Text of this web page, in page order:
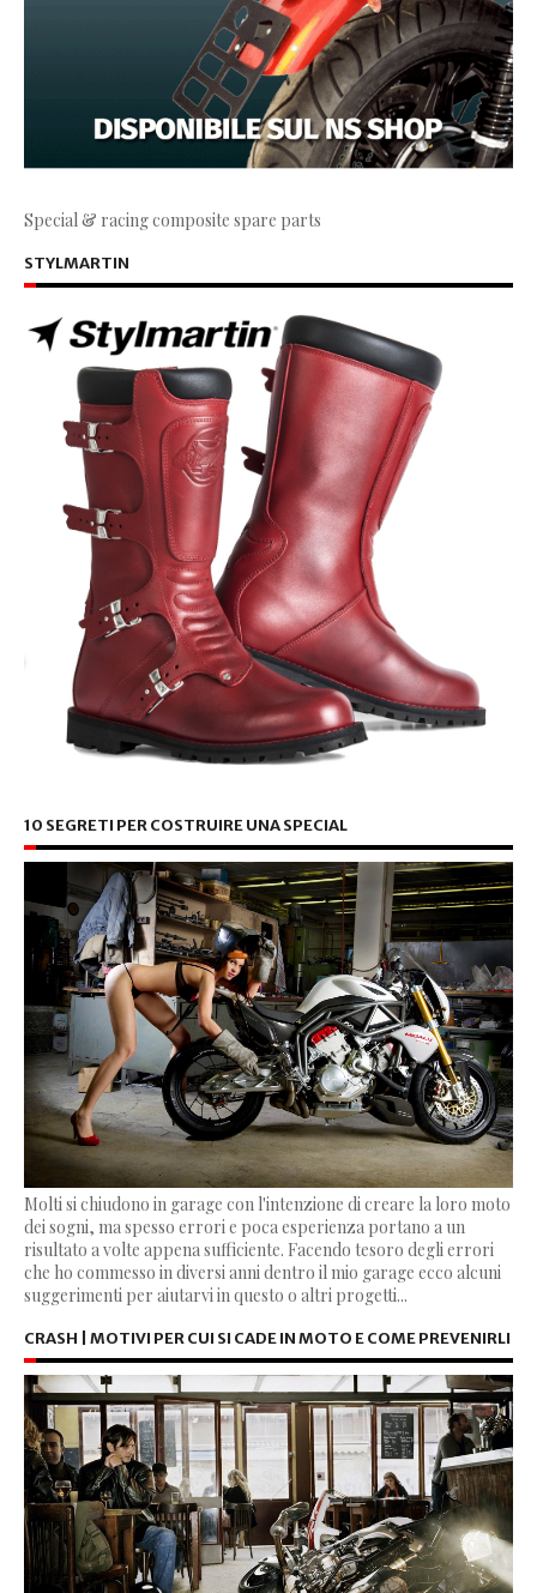
Special & racing composite spare parts
STYLMARTIN
10 SEGRETI PER COSTRUIRE UNA SPECIAL
Molti si chiudono in garage con l'intenzione di creare la loro moto
dei sogni, ma spesso errori e poca esperienza portano a un
risultato a volte appena sufficiente. Facendo tesoro degli errori
che ho commesso in diversi anni dentro il mio garage ecco alcuni
suggerimenti per aiutarvi in questo o altri progetti...
CRASH | MOTIVI PER CUI SI CADE IN MOTO E COME PREVENIRLI